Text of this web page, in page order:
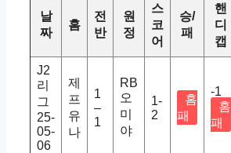
날
짜
홈
전
반
원
정
스
코
어
승/
패
핸
디
캡
J2
리
그
25-
05-
06
제
프
유
나
1
–
1
RB
오
미
야
1-
2
홈
패
-1
홈
패